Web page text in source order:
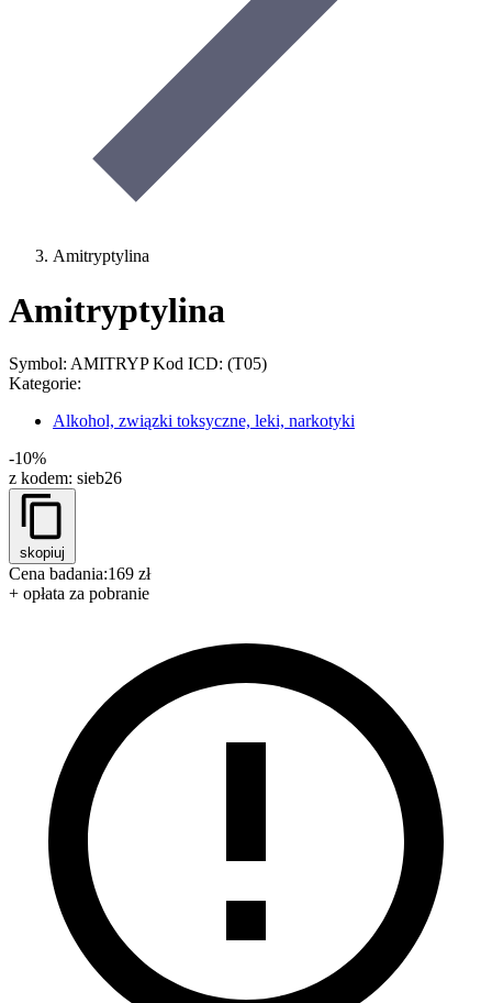
Amitryptylina
Amitryptylina
Symbol: AMITRYPKod ICD: (T05)
Kategorie:
Alkohol, związki toksyczne, leki, narkotyki
-10%
z kodem: sieb26
skopiuj
Cena badania:169 zł
+ opłata za pobranie